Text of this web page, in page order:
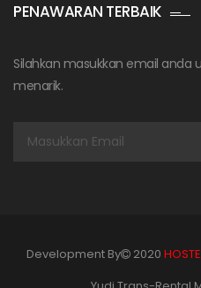
PENAWARAN TERBAIK
Silahkan masukkan email
menarik.
Development By 2020